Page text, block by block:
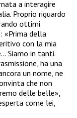
a interagire
Proprio riguardo
ottimi
«Prima della
con la mia
Siamo in tanti.
ha una
un nome, ne
che non
delle belle»,
come lei,